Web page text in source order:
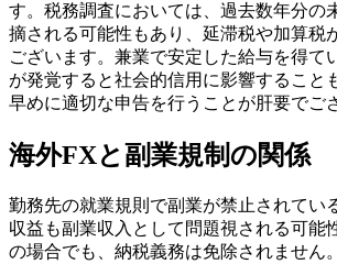
す。税務調査においては、過去数年分の
摘される可能性もあり、延滞税や加算税
ございます。兼業で安定した給与を得て
が発覚すると社会的信用に影響すること
早めに適切な申告を行うことが肝要でご
海外FXと副業規制の関係
勤務先の就業規則で副業が禁止されてい
収益も副業収入として問題視される可能
の場合でも、納税義務は免除されません